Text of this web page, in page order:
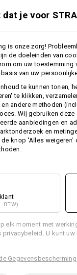
beste alternatieven
dat je voor
is onze zorg!
de doeleinden van
om uw
van uw
te kunnen tonen,
te klikken,
andere methoden
Wij gebruiken
aanbiedingen en
en
knop 'Alles
BTW)
elk moment met
privacybeleid. U kunt
Gegevensbescherming